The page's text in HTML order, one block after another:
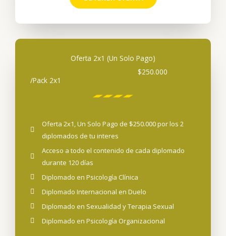
Oferta 2x1 (Un Solo Pago)
$250.000
/Pack 2x1
Oferta 2x1, Un Solo Pago de $250.000 por los 2
diplomados de tu interes
Acceso a todo el contenido de cada diplomado
durante 120 días
Diplomado en Psicología Clínica
Diplomado Internacional en Duelo
Diplomado en Sexualidad y Terapia Sexual
Diplomado en Psicología Organizacional